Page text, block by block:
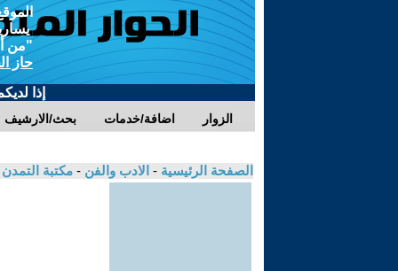
"من
حاز
إذا
بحث/الارشيف اضافة/خدمات الزوار
الصفحة الرئيسية - الادب والفن - مكتبة